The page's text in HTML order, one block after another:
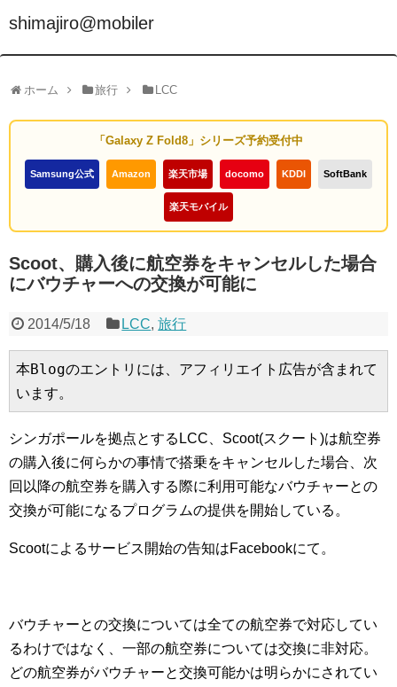
shimajiro@mobiler
ホーム 旅行 LCC
「Galaxy Z Fold8」シリーズ予約受付中
Samsung公式 Amazon 楽天市場 docomo KDDI SoftBank
楽天モバイル
Scoot、購入後に航空券をキャンセルした場合
にバウチャーへの交換が可能に
2014/5/18 LCC,旅行
本Blogのエントリには、アフィリエイト広告が含まれて
います。
シンガポールを拠点とするLCC、Scoot(スクート)は航空券
の購入後に何らかの事情で搭乗をキャンセルした場合、次
回以降の航空券を購入する際に利用可能なバウチャーとの
交換が可能になるプログラムの提供を開始している。
Scootによるサービス開始の告知はFacebookにて。
バウチャーとの交換については全ての航空券で対応してい
るわけではなく、一部の航空券については交換に非対応。
どの航空券がバウチャーと交換可能かは明らかにされてい